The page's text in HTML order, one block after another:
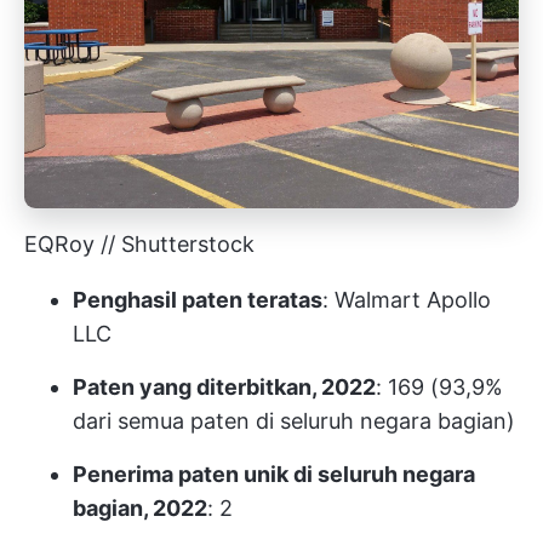
EQRoy // Shutterstock
Penghasil paten teratas: Walmart Apollo
LLC
Paten yang diterbitkan, 2022: 169 (93,9%
dari semua paten di seluruh negara bagian)
Penerima paten unik di seluruh negara
bagian, 2022: 2